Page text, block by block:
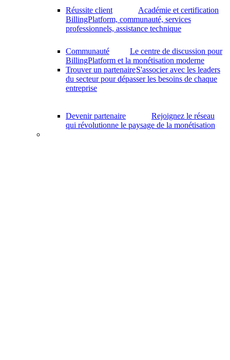
Réussite client
Académie et certification
BillingPlatform, communauté, services
professionnels, assistance technique
Communauté
Le centre de discussion pour
BillingPlatform et la monétisation moderne
Trouver un partenaireS'associer avec les leaders
du secteur pour dépasser les besoins de chaque
entreprise
Devenir partenaire
Rejoignez le réseau
qui révolutionne le paysage de la monétisation